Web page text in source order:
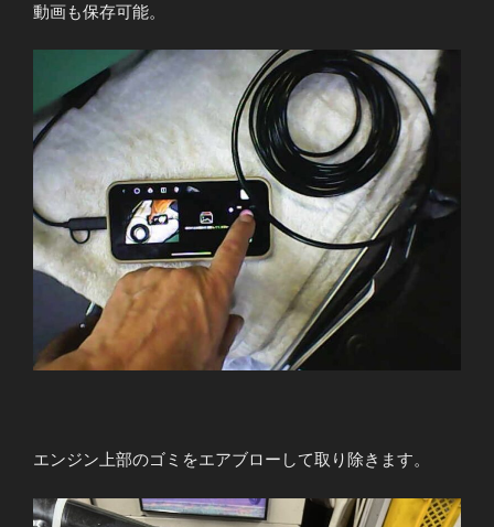
動画も保存可能。
エンジン上部のゴミをエアブローして取り除きます。